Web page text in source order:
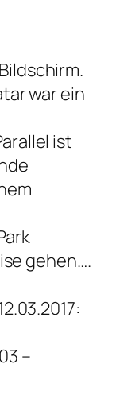
war ein
ist
gehen….
–